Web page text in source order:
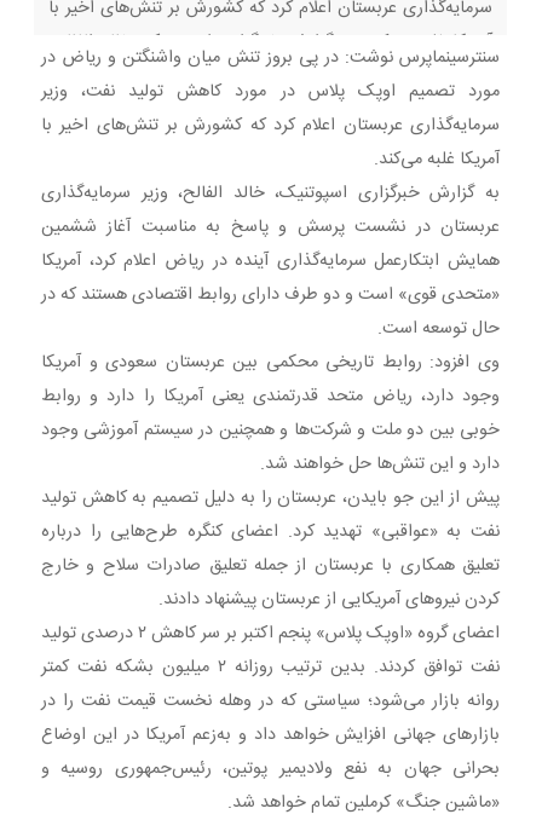
سرمایه‌گذاری عربستان اعلام کرد که کشورش بر تنش‌های اخیر با
آمریکا غلبه می‌کند. به گزارش خبرگزاری اسپوتنیک، خالد الفالح،
وزیر سرمایه‌گذاری عربستان در نشست پرسش و پاسخ به
مناسبت آغاز ششمین همایش ابتکارعمل سرمایه‌گذاری
سنترسینماپرس نوشت: در پی بروز تنش میان واشنگتن و ریاض در
مورد تصمیم اوپک پلاس در مورد کاهش تولید نفت، وزیر
سرمایه‌گذاری عربستان اعلام کرد که کشورش بر تنش‌های اخیر با
آمریکا غلبه می‌کند.
به گزارش خبرگزاری اسپوتنیک، خالد الفالح، وزیر سرمایه‌گذاری
عربستان در نشست پرسش و پاسخ به مناسبت آغاز ششمین
همایش ابتکارعمل سرمایه‌گذاری آینده در ریاض اعلام کرد، آمریکا
«متحدی قوی» است و دو طرف دارای روابط اقتصادی هستند که در
حال توسعه است.
وی افزود: روابط تاریخی محکمی بین عربستان سعودی و آمریکا
وجود دارد، ریاض متحد قدرتمندی یعنی آمریکا را دارد و روابط
خوبی بین دو ملت و شرکت‌ها و همچنین در سیستم آموزشی وجود
دارد و این تنش‌ها حل خواهند شد.
پیش از این جو بایدن، عربستان را به دلیل تصمیم به کاهش تولید
نفت به «عواقبی» تهدید کرد. اعضای کنگره طرح‌هایی را درباره
تعلیق همکاری با عربستان از جمله تعلیق صادرات سلاح و خارج
کردن نیروهای آمریکایی از عربستان پیشنهاد دادند.
اعضای گروه «اوپک‌ پلاس» پنجم اکتبر بر سر کاهش ۲ درصدی تولید
نفت توافق کردند. بدین ترتیب روزانه ۲ میلیون بشکه نفت کمتر
روانه بازار می‌شود؛ سیاستی که در وهله نخست قیمت نفت را در
بازارهای جهانی افزایش خواهد داد و به‌زعم آمریکا در این اوضاع
بحرانی جهان به نفع ولادیمیر پوتین، رئیس‌جمهوری روسیه و
«ماشین‌ جنگ» کرملین تمام خواهد شد.